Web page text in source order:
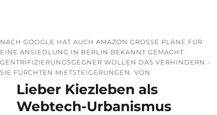
NACH GOOGLE HAT AUCH AMAZON GROSSE PLÄNE FÜR E
INE ANSIEDLUNG IN BERLIN BEKANNT GEMACHT. G
ENTRIFIZIERUNGSGEGNER WOLLEN DAS VERHINDERN – S
IE FÜRCHTEN MIETSTEIGERUNGEN. VON
Lieber Kiezleben als
Webtech-Urbanismus